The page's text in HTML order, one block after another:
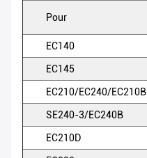
Pour
EC140
EC145
EC210/EC240/EC210B
SE240-3/EC240B
EC210D